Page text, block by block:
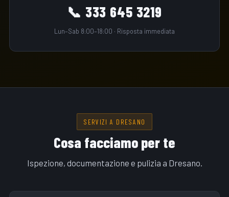
📞 333 645 3219
Lun–Sab 8:00–18:00 · Risposta immediata
SERVIZI A DRESANO
Cosa facciamo per te
Ispezione, documentazione e pulizia a Dresano.